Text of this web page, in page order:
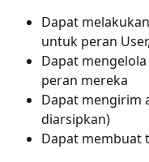
Dapat
untuk peran
Dapat
peran mereka
Dapat mengirim
diarsipkan)
Dapat membuat